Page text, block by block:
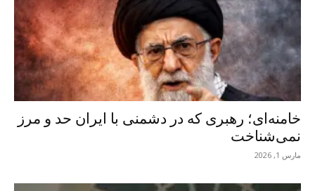
خامنه‌ای؛ رهبری که در دشمنی با ایران حد و مرز
نمی‌شناخت
مارس 1, 2026